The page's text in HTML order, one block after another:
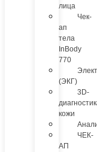
лица
Чек-
ап
тела
InBody
770
(ЭКГ)
3D-
кожи
ЧЕК-
АП